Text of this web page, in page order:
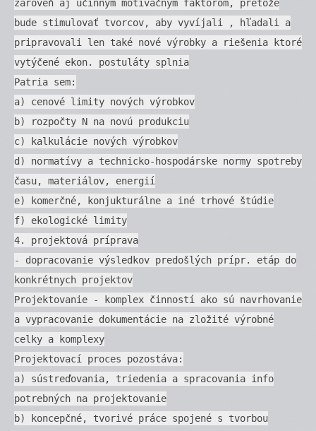
zároveň aj účinným motivačným faktorom, pretože
bude stimulovať tvorcov, aby vyvíjali , hľadali a
pripravovali len také nové výrobky a riešenia ktoré
vytýčené ekon. postuláty splnia
Patria sem:
a) cenové limity nových výrobkov
b) rozpočty N na novú produkciu
c) kalkulácie nových výrobkov
d) normatívy a technicko-hospodárske normy spotreby
času, materiálov, energií
e) komerčné, konjukturálne a iné trhové štúdie
f) ekologické limity
4. projektová príprava
- dopracovanie výsledkov predošlých prípr. etáp do
konkrétnych projektov
Projektovanie - komplex činností ako sú navrhovanie
a vypracovanie dokumentácie na zložité výrobné
celky a komplexy
Projektovací proces pozostáva:
a) sústreďovania, triedenia a spracovania info
potrebných na projektovanie
b) koncepčné, tvorivé práce spojené s tvorbou